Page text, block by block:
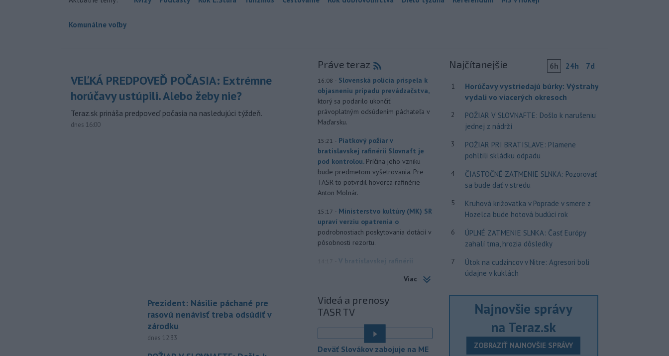
Komunálne voľby
VEĽKÁ PREDPOVEĎ POČASIA: Extrémne
horúčavy ustúpili. Alebo žeby nie?
Teraz.sk prináša predpoveď počasia na nasledujúci týždeň.
dnes 16:00
Prezident: Násilie páchané pre
rasovú nenávisť treba odsúdiť v
zárodku
dnes 12:33
Práve teraz
16:08 - Slovenská polícia prispela k
objasneniu prípadu prevádzačstva,
ktorý sa podarilo ukončiť
právoplatným odsúdením páchateľa v
Maďarsku.
15:21 - Piatkový požiar v
bratislavskej rafinérii Slovnaft je
pod kontrolou. Príčina jeho vzniku
bude predmetom vyšetrovania. Pre
TASR to potvrdil hovorca rafinérie
Anton Molnár.
15:17 - Ministerstvo kultúry (MK) SR
upraví verziu opatrenia o
podrobnostiach poskytovania dotácií v
pôsobnosti rezortu.
V bratislavskej rafinérii
TASR o tom informovala
nebezpečenstvo.
na festivale môže byť vyššia
úroveň hluku. Je preto dobré držať sa
ďalej od reproduktorov, používať
Viac
Videá a prenosy
TASR TV
Deväť Slovákov zabojuje na ME
Najčítanejšie 6h 24h 7d
1
Horúčavy vystriedajú búrky: Výstrahy
vydali vo viacerých okresoch
2
POŽIAR V SLOVNAFTE: Došlo k narušeniu
jednej z nádrží
3
POŽIAR PRI BRATISLAVE: Plamene
pohltili skládku odpadu
4
ČIASTOČNÉ ZATMENIE SLNKA: Pozorovať
sa bude dať v stredu
5
Kruhová križovatka v Poprade v smere z
Hozelca bude hotová budúci rok
6
ÚPLNÉ ZATMENIE SLNKA: Časť Európy
zahalí tma, hrozia dôsledky
7
Útok na cudzincov v Nitre: Agresori boli
údajne v kuklách
Najnovšie správy
na Teraz.sk
ZOBRAZIŤ NAJNOVŠIE SPRÁVY